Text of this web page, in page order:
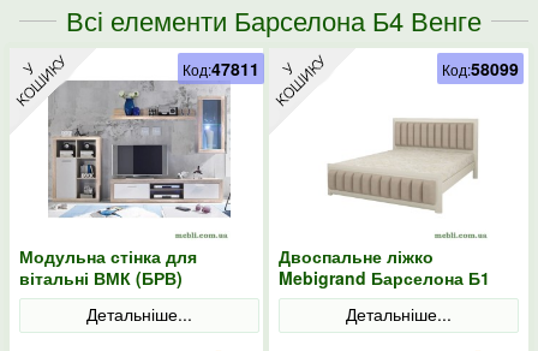
Всі елементи Барселона Б4 Венге
Модульна стінка для
вітальні ВМК (БРВ)
Барселона Дуб сонома/
Німфея альбаДетальніше...
Код:47811
Двоспальне ліжко
Mebigrand Барселона Б1
Айворі/Аляска 01 140х190
Детальніше...
Код:58099